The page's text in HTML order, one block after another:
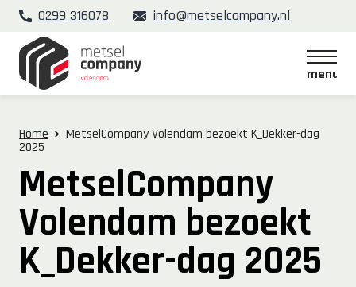
0299 316078 info@metselcompany.nl
menu
Home
MetselCompany Volendam bezoekt K_Dekker-dag
2025
MetselCompany
Volendam bezoekt
K_Dekker-dag 2025